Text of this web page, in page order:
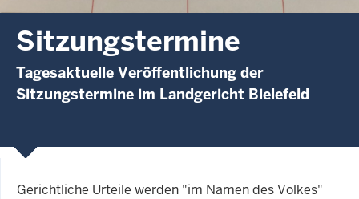
Sitzungstermine
Tagesaktuelle Veröffentlichung der
Sitzungstermine im Landgericht Bielefeld
Gerichtliche Urteile werden "im Namen des Volkes"